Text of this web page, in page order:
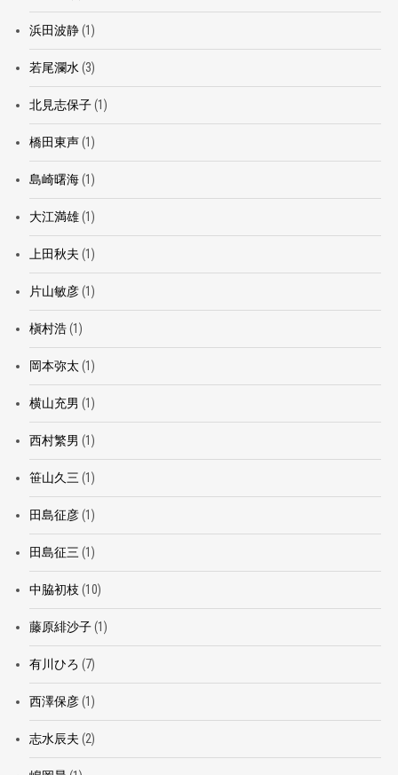
浜田波静(1)
若尾瀾水 (3)
北見志保子(1)
橋田東声(1)
島崎曙海(1)
大江満雄(1)
上田秋夫 (1)
片山敏彦(1)
槇村浩(1)
岡本弥太 (1)
横山充男 (1)
西村繁男 (1)
笹山久三 (1)
田島征彦(1)
田島征三 (1)
中脇初枝 (10)
藤原緋沙子(1)
有川ひろ (7)
西澤保彦(1)
志水辰夫 (2)